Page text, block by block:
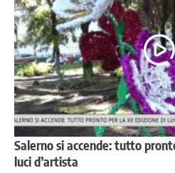
Salerno si accende: tutto
luci d’artista